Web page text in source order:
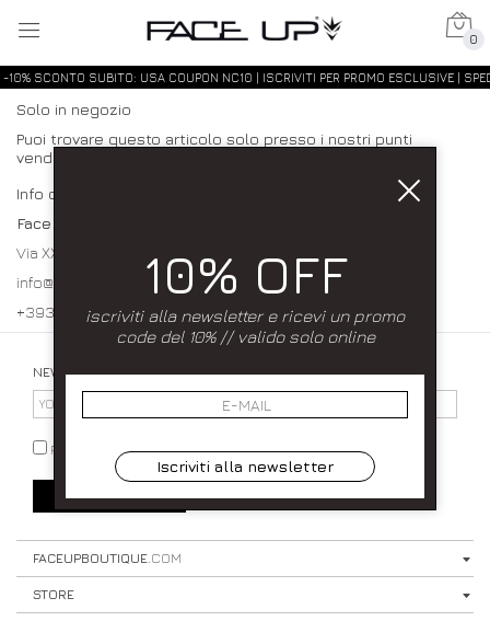
0
-10% SCONTO SUBITO: USA COUPON NC10 | ISCRIVITI PER PROMO ESCLUSIVE |
Solo in negozio
Puoi trovare questo articolo solo presso i nostri punti
vendita:
Info contatti
Face up
Via XXXI Maggio 23/25 80027 Frattamaggiore (NA)
info@faceupboutique.com, faceupnegozio@gmail.com
+393920340990 0818312915
NEWSLETTER
PRIVACY POLICY
SIGN UP ⟩
FACEUPBOUTIQUE.COM
STORE
10% OFF
iscriviti alla newsletter e ricevi un promo
code del 10% // valido solo online
Iscriviti alla newsletter